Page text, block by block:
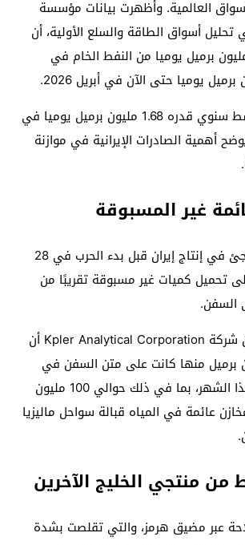
العالمية. وأظهرت بيانات مؤسسة
أسواق الطاقة والسلع الأولية، أن
صدرت 1.84 مليون برميل يوميا من النفط الخام في
ويقارن ذلك بمتوسط ​​سنوي قدره 1.68 مليون برميل يوميا في
يوضح أهمية الصادرات الإيرانية في موازنة
غير المسبوقة
لكن الارتفاع المفاجئ في إنتاج إيران قبل بدء الحرب في 28
أدى إلى تحميل كميات غير مسبوقة تقريبًا من
السفن.
وأظهرت بيانات من شركة Kpler Analytical Corporation أن
180 مليون برميل منها كانت على متن السفن في
البحر حتى أوائل هذا الشهر، بما في ذلك حوالي 100 مليون
عائمة في المياه قبالة سواحل ماليزيا
من منتجي الخليج الآخرين
عبر مضيق هرمز، والتي تقلصت بشدة